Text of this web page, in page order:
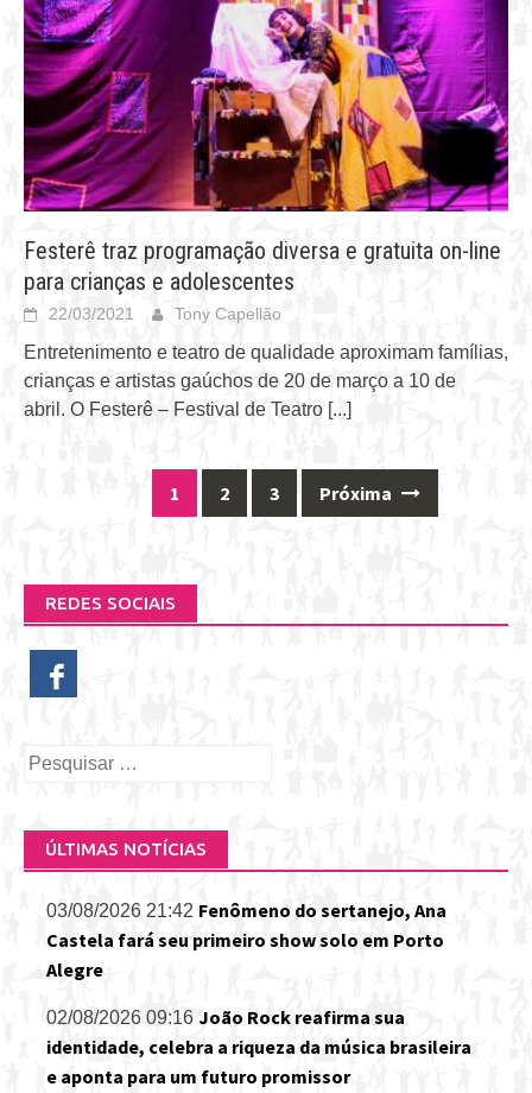
Festerê traz programação diversa e gratuita on-line
para crianças e adolescentes
22/03/2021 Tony Capellão
Entretenimento e teatro de qualidade aproximam famílias,
crianças e artistas gaúchos de 20 de março a 10 de
abril. O Festerê – Festival de Teatro [...]
1 2 3 Próxima
REDES SOCIAIS
Pesquisar
ÚLTIMAS NOTÍCIAS
03/08/2026 21:42 Fenômeno do sertanejo, Ana
Castela fará seu primeiro show solo em Porto
Alegre
02/08/2026 09:16 João Rock reafirma sua
identidade, celebra a riqueza da música brasileira
e aponta para um futuro promissor